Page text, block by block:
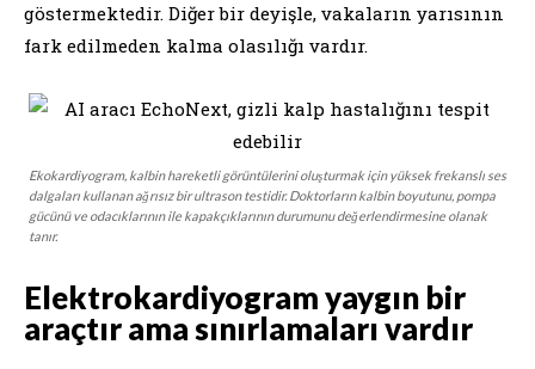
göstermektedir. Diğer bir deyişle, vakaların yarısının
fark edilmeden kalma olasılığı vardır.
Ekokardiyogram, kalbin hareketli görüntülerini oluşturmak için yüksek frekanslı ses
dalgaları kullanan ağrısız bir ultrason testidir. Doktorların kalbin boyutunu, pompa
gücünü ve odacıklarının ile kapakçıklarının durumunu değerlendirmesine olanak
tanır.
Elektrokardiyogram yaygın bir
araçtır ama sınırlamaları vardır